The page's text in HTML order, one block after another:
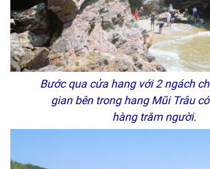
Bước qua cửa hang với 2 ngách
gian bên trong hang Mũi Trâu
hàng trăm người.